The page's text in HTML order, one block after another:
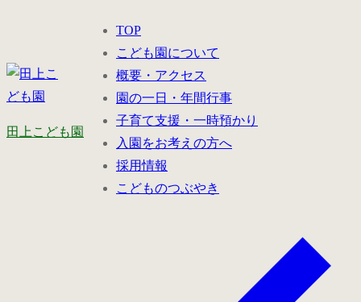
テ
ツ
へ
ュ
る
田上こども園
TOP
こども園について
概要・アクセス
園の一日・年間行事
子育て支援・一時預かり
入園をお考えの方へ
採用情報
こどものつぶやき